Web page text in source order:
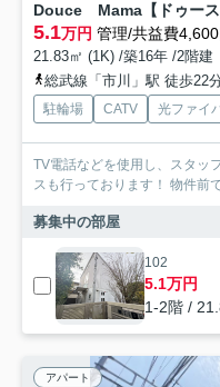
Douce Mama【ドゥー
5.1万円 管理/共益費4,600
21.83㎡ (1K) /築16年 /2階建
総武線「市川」駅 徒歩22
駐輪場 CATV 光ファイ
TV電話などを使用し、スタッ
スも行っております！ 物件前
募集中の部屋
102
5.1万円
1-2階 /
アパート